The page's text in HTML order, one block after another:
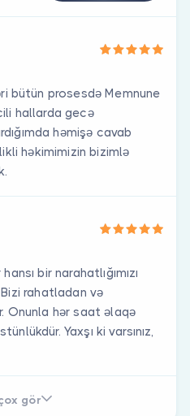
bütün prosesdə Memnune
hallarda gecə
həmişə cavab
həkimimizin bizimlə
bir narahatlığımızı
rahatladan və
Onunla hər saat əlaqə
Yaxşı ki varsınız,
gör